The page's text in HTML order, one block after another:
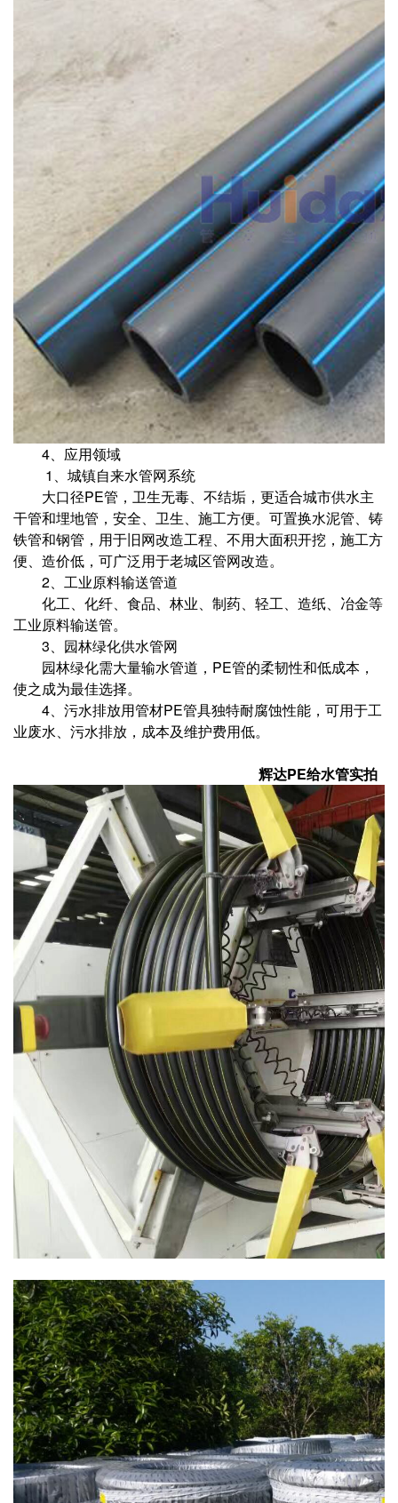
4、应用领域
1、城镇自来水管网系统
大口径PE管，卫生无毒、不结垢，更适合城市供水主
干管和埋地管，安全、卫生、施工方便。可置换水泥管、铸
铁管和钢管，用于旧网改造工程、不用大面积开挖，施工方
便、造价低，可广泛用于老城区管网改造。
2、工业原料输送管道
化工、化纤、食品、林业、制药、轻工、造纸、冶金等
工业原料输送管。
3、园林绿化供水管网
园林绿化需大量输水管道，PE管的柔韧性和低成本，
使之成为最佳选择。
4、污水排放用管材PE管具独特耐腐蚀性能，可用于工
业废水、污水排放，成本及维护费用低。
辉达PE给水管实拍